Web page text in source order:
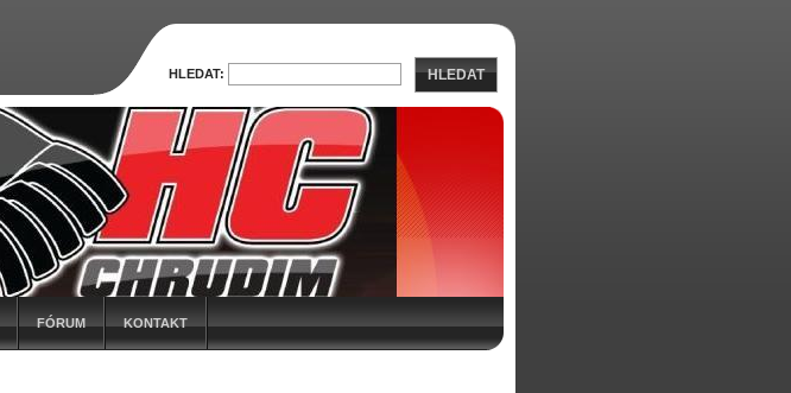
FÓRUM KONTAKT
HLEDAT: HLEDAT